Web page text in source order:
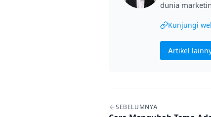
dunia
Kunjungi
Artikel
Navigasi artikel
SEBELUMNYA